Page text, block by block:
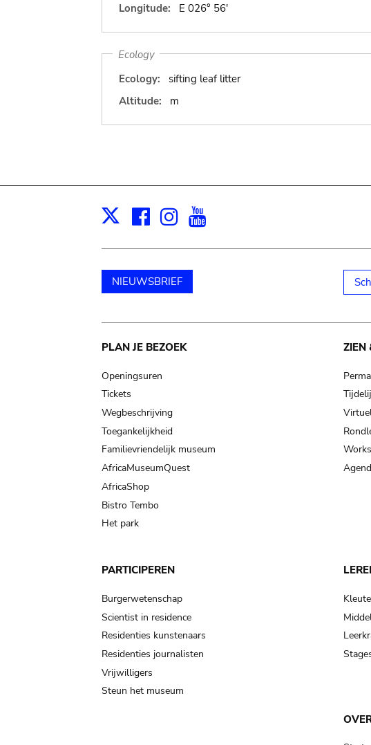
Longitude:
E 026° 56'
Ecology
Ecology:
sifting leaf litter
Altitude:
m
X Facebook
Instagram
NIEUWSBRIEF
Main
navigation
PLAN JE BEZOEK
Openingsuren
Tickets
Wegbeschrijving
Toegankelijkheid
Familievriendelijk museum
AfricaMuseumQuest
AfricaShop
Bistro Tembo
Het park
ZIEN
PARTICIPEREN
Burgerwetenschap
Scientist in residence
Residenties kunstenaars
Residenties journalisten
Vrijwilligers
Steun het museum